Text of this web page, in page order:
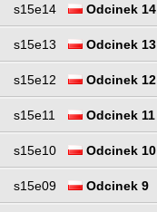
s15e14 Odcinek 14
s15e13 Odcinek 13
s15e12 Odcinek 12
s15e11 Odcinek 11
s15e10 Odcinek 10
s15e09 Odcinek 9